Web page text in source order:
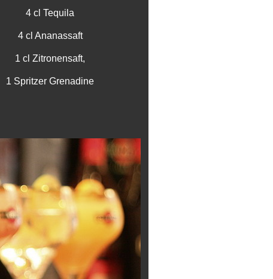
4 cl Tequila
4 cl Ananassaft
1 cl Zitronensaft,
1 Spritzer Grenadine